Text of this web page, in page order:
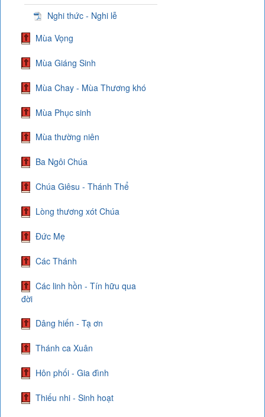
Nghi thức - Nghi lễ
Mùa Vọng
Mùa Giáng Sinh
Mùa Chay - Mùa Thương khó
Mùa Phục sinh
Mùa thường niên
Ba Ngôi Chúa
Chúa Giêsu - Thánh Thể
Lòng thương xót Chúa
Đức Mẹ
Các Thánh
Các linh hồn - Tín hữu qua
đời
Dâng hiến - Tạ ơn
Thánh ca Xuân
Hôn phối - Gia đình
Thiếu nhi - Sinh hoạt